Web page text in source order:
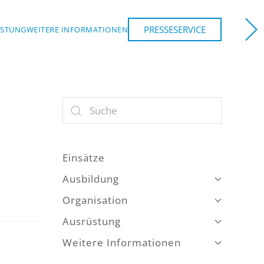
WEITERE INFORMATIONEN PRESSESERVICE
Einsätze
Ausbildung
Organisation
Ausrüstung
Weitere Informationen